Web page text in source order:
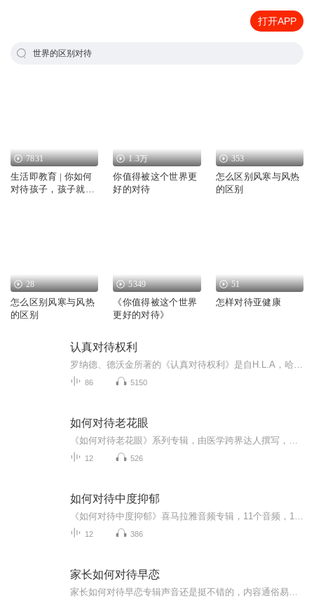
打开APP
世界的区别对待
7831
生活即教育 | 你如何
对待孩子，孩子就如
1.3万
你值得被这个世界更
好的对待
353
怎么区别风寒与风热
的区别
28
怎么区别风寒与风热
的区别
5349
《你值得被这个世界
更好的对待》
51
怎样对待亚健康
认真对待权利
86 5150
如何对待老花眼
12 526
如何对待中度抑郁
12 386
家长如何对待早恋